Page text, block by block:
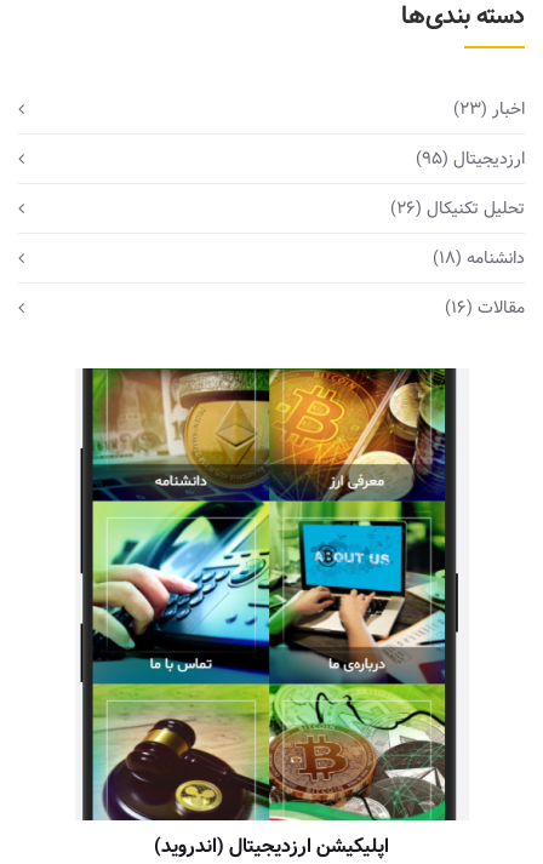
دسته بندی‌ها
اخبار (23)
ارزدیجیتال (95)
تحلیل تکنیکال (26)
دانشنامه (18)
مقالات (16)
اپلیکیشن ارزدیجیتال (اندروید)